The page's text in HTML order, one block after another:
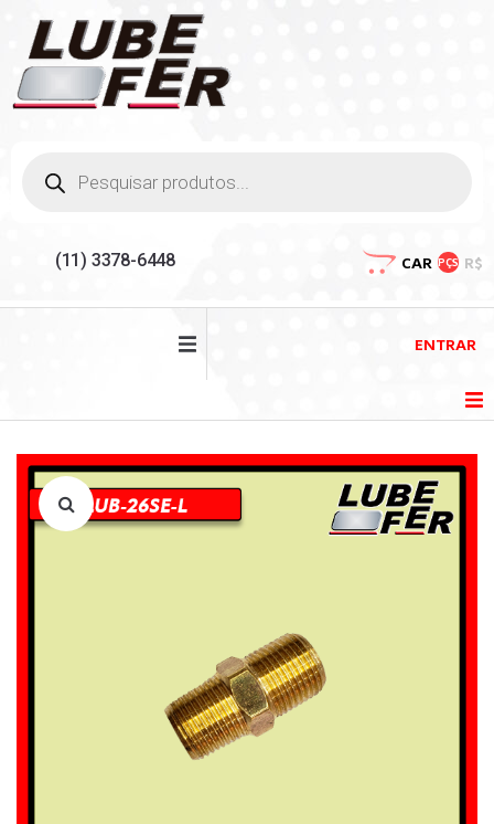
(11) 3378-6448 CAR PÇS R$
LOJA
ENTRAR